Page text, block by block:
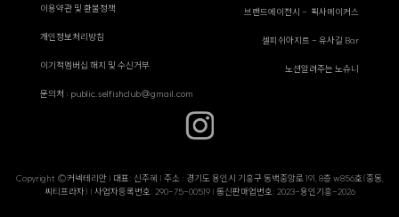
이용약관 및 환불정책 브랜드에이전시 - 픽사메이커스
개인정보처리방침 셀피쉬아지트 - 유사길 Bar
이기적멤버십 해지 및 수신거부 노션알려주는 노슈니
문의처 : public.selfishclub@gmail.com
Copyright ©커넥테리안 | 대표: 신주혜 | 주소 : 경기도 용인시 기흥구 동백중앙로 191, 8층 w856호(중동,
씨티프라자) | 사업자등록번호: 290-75-00519 | 통신판매업번호: 2023-용인기흥-2026